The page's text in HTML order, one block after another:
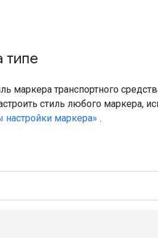
типе
маркера транспортного
стиль любого маркера,
маркера» .